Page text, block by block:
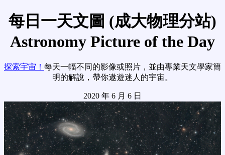
每日一天文圖 (成大物理分站)
Astronomy Picture of the Day
探索宇宙！ 每天一幅不同的影像或照片，並由專業天文學家簡
明的解說，帶你遨遊迷人的宇宙。
2020 年 6 月 6 日